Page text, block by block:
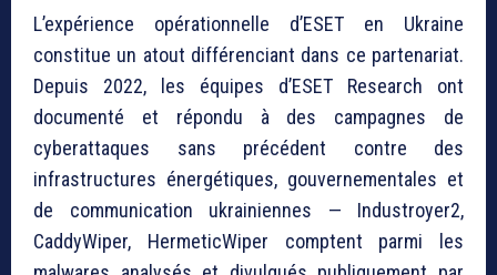
L’expérience opérationnelle d’ESET en Ukraine
constitue un atout différenciant dans ce partenariat.
Depuis 2022, les équipes d’ESET Research ont
documenté et répondu à des campagnes de
cyberattaques sans précédent contre des
infrastructures énergétiques, gouvernementales et
de communication ukrainiennes — Industroyer2,
CaddyWiper, HermeticWiper comptent parmi les